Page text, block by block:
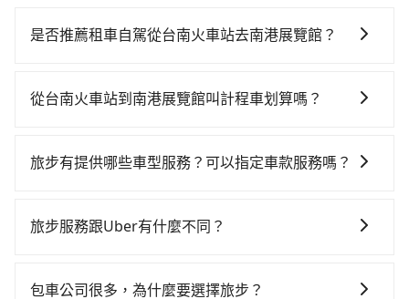
適、省時、較貴，且難叫計程車前往高鐵站！從最早
南高鐵站，叫一輛計程車花費約300元、車程約24分
高鐵從台南站前往南港高鐵站，每人票價1,390元，再用
加上轉車時間共2小時44分鐘，假設4位同行，高鐵加轉
換句話說，臨時要叫小黃的難度是雙北大城市的20倍。
是否推薦租車自駕從台南火車站去南港展覽館？
時不需要閉目養神（因為要自己開車），最重要的是你
$115~205承租小轎車，每公里再額外加收$3.2，從台南
返回），雖已將eTag和可能的每小時40元路邊停車費用
Yaris、Prius C、Vios這類乘坐體驗較差的車款，如果人
從台南火車站到南港展覽館叫計程車划算嗎？
灣大車隊、Uber、Line Taxi、Yoxi等，如果在路邊攔不
大車隊等叫車看看。依照里程跳錶計算，價格約為
要注意台南市僅有合法計程車約4,140輛，計程車密度為
旅步有提供哪些車型服務？可以指定車款服務嗎？
指定車款服務的需求，可以先將您的需先提供旅步，會
旅步服務跟Uber有什麼不同？
中長程提供最優惠的價格。 (3) 全台服務，不分城市與郊
包車公司很多，為什麼要選擇旅步？